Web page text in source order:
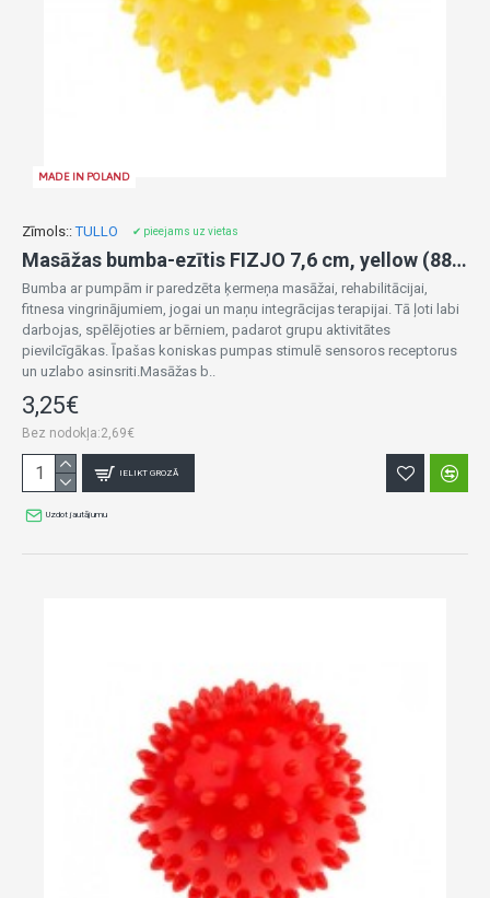
MADE IN POLAND
Zīmols:: TULLO ✔ pieejams uz vietas
Masāžas bumba-ezītis FIZJO 7,6 cm, yellow (884)
Bumba ar pumpām ir paredzēta ķermeņa masāžai, rehabilitācijai,
fitnesa vingrinājumiem, jogai un maņu integrācijas terapijai. Tā ļoti labi
darbojas, spēlējoties ar bērniem, padarot grupu aktivitātes
pievilcīgākas. Īpašas koniskas pumpas stimulē sensoros receptorus
un uzlabo asinsriti.Masāžas b..
3,25€
Bez nodokļa:2,69€
IELIKT GROZĀ
Uzdot jautājumu